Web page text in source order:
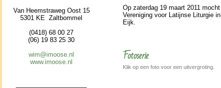
Van Heemstraweg Oost 15
5301 KE Zaltbommel
(0418) 68 00 27
(06) 19 83 25 30
wim@imoose.nl
www.imoose.nl
Op zater­dag 19 maart 2011
Vereni­ging voor Latijnse Li­tur­gie
Eijk.
Fotoserie
Klik op een foto voor een uitvergroting.